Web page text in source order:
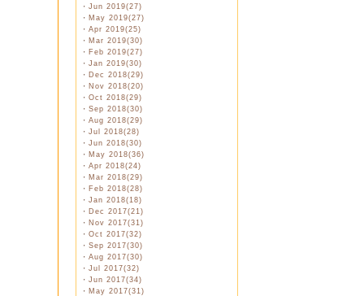
・ Jun 2019(27)
・ May 2019(27)
・ Apr 2019(25)
・ Mar 2019(30)
・ Feb 2019(27)
・ Jan 2019(30)
・ Dec 2018(29)
・ Nov 2018(20)
・ Oct 2018(29)
・ Sep 2018(30)
・ Aug 2018(29)
・ Jul 2018(28)
・ Jun 2018(30)
・ May 2018(36)
・ Apr 2018(24)
・ Mar 2018(29)
・ Feb 2018(28)
・ Jan 2018(18)
・ Dec 2017(21)
・ Nov 2017(31)
・ Oct 2017(32)
・ Sep 2017(30)
・ Aug 2017(30)
・ Jul 2017(32)
・ Jun 2017(34)
・ May 2017(31)